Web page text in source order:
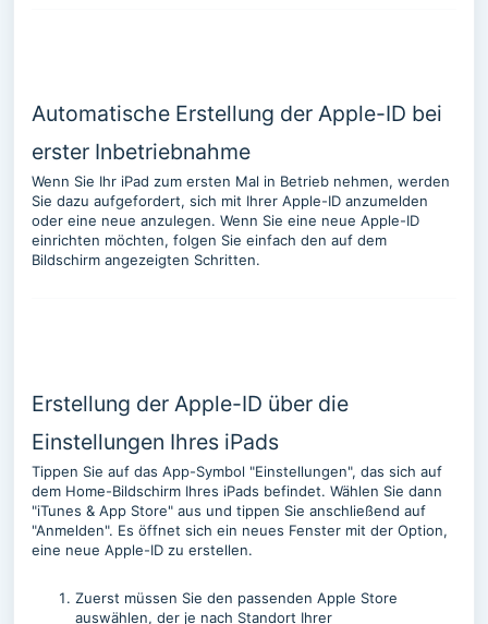
Automatische Erstellung der Apple-ID bei
erster Inbetriebnahme
Wenn Sie Ihr iPad zum ersten Mal in Betrieb nehmen, werden
Sie dazu aufgefordert, sich mit Ihrer Apple-ID anzumelden
oder eine neue anzulegen. Wenn Sie eine neue Apple-ID
einrichten möchten, folgen Sie einfach den auf dem
Bildschirm angezeigten Schritten.
Erstellung der Apple-ID über die
Einstellungen Ihres iPads
Tippen Sie auf das App-Symbol "Einstellungen", das sich auf
dem Home-Bildschirm Ihres iPads befindet. Wählen Sie dann
"iTunes & App Store" aus und tippen Sie anschließend auf
"Anmelden". Es öffnet sich ein neues Fenster mit der Option,
eine neue Apple-ID zu erstellen.
Zuerst müssen Sie den passenden Apple Store
auswählen, der je nach Standort Ihrer